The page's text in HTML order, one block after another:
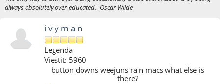
always absolutely over-educated. -Oscar Wilde
i v y m a n
Legenda
Viestit: 5960
button downs weejuns rain macs what else is
there?